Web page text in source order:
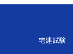
宅建試験